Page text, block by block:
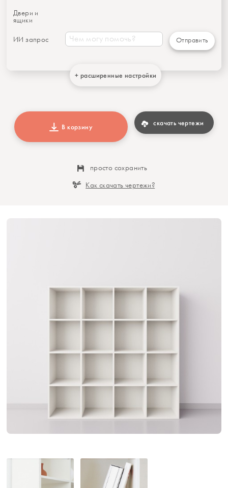
Двери и
ящики
ИИ запрос Отправить
+ расширенные настройки
В корзину скачать чертежи
просто сохранить
Как скачать чертежи?